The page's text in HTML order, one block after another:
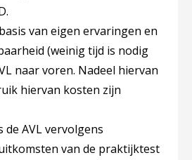
van eigen ervaringen en
(weinig tijd is nodig
naar voren. Nadeel hiervan
hiervan kosten zijn
AVL vervolgens
van de praktijktest